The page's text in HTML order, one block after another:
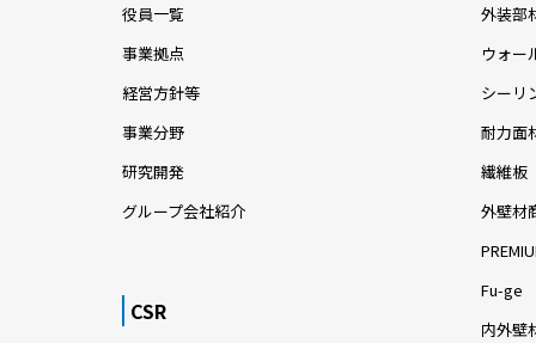
役員一覧
事業拠点
経営方針等
事業分野
研究開発
グループ会社紹介
CSR
外装部
ウォー
シーリ
耐力面
繊維板
外壁材
Fu-ge
内外壁